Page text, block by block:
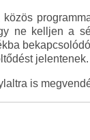
ne kelljen a
jelentenek.
is